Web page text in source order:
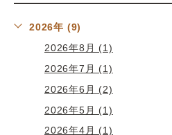
2026年 (9)
2026年8月 (1)
2026年7月 (1)
2026年6月 (2)
2026年5月 (1)
2026年4月 (1)